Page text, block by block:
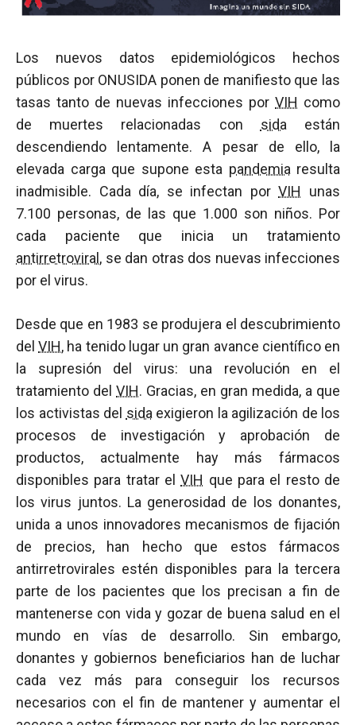
Los nuevos datos epidemiológicos hechos
públicos por ONUSIDA ponen de manifiesto que las
tasas tanto de nuevas infecciones por VIH como
de muertes relacionadas con sida están
descendiendo lentamente. A pesar de ello, la
elevada carga que supone esta pandemia resulta
inadmisible. Cada día, se infectan porVIH
unas
7.100 personas, de las que 1.000 son niños. Por
cada paciente que inicia un tratamiento
antirretroviral, se dan otras dos nuevas infecciones
por el virus.
Desde que en 1983 se produjera el descubrimiento
delVIH, ha tenido lugar un gran avance científico en
la supresión del virus: una revolución en el
tratamiento del VIH. Gracias, en gran medida, a que
los activistas del sida exigieron la agilización de los
procesos de investigación y aprobación de
productos, actualmente hay más fármacos
disponibles para tratar elVIH que para el resto de
los virus juntos. La generosidad de los donantes,
unida a unos innovadores mecanismos de fijación
de precios, han hecho que estos fármacos
antirretrovirales estén disponibles para la tercera
parte de los pacientes que los precisan a fin de
mantenerse con vida y gozar de buena salud en el
mundo en vías de desarrollo. Sin embargo,
donantes y gobiernos beneficiarios han de luchar
cada vez más para conseguir los recursos
necesarios con el fin de mantener y aumentar el